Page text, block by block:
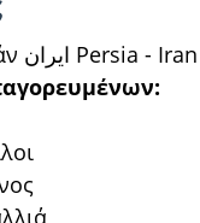
Περσία - Ιράν ايران Persia - Iran